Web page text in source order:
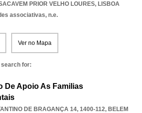
PRIOR VELHO LOURES, LISBOA
associativas, n.e.
Ver no Mapa
search for:
De Apoio As Familias
DE BRAGANÇA 14, 1400-112, BELEM